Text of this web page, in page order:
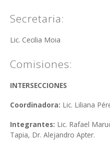
Secretaria:
Lic. Cecilia Moia
Comisiones:
INTERSECCIONES
Coordinadora: Lic. Liliana
Integrantes: Lic. Rafael
Tapia, Dr. Alejandro Apter.